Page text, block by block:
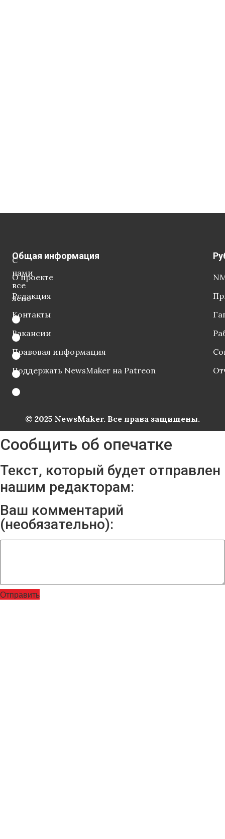
С
нами
все
ясно
Общая информация
О проекте
Редакция
Контакты
Вакансии
Правовая информация
Поддержать NewsMaker на Patreon
© 2025 NewsMaker. Все права защищены.
Сообщить об опечатке
Текст, который будет отправлен
нашим редакторам:
Ваш комментарий
(необязательно):
Отправить